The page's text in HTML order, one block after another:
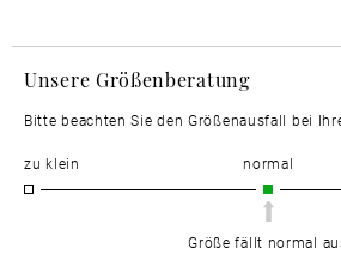
Unsere Größenberatung
Bitte beachten Sie den Größenausfall bei
zu klein normal
Größe fällt normal